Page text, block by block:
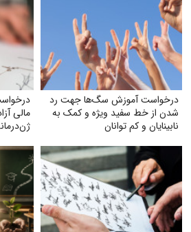
رد
به
درخواست اختصاص بخشی از منابع
مالی آزادشده برای واردات داروهای
ژن‌درمانی و نوین